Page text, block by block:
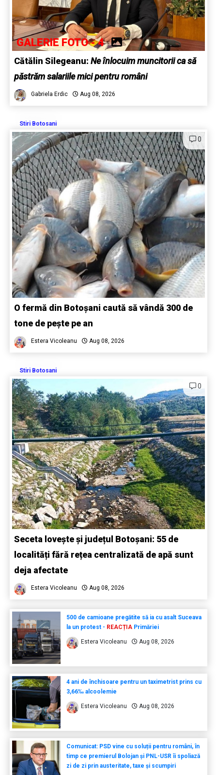
GALERIE FOTO - 4
Cătălin Silegeanu: Ne înlocuim muncitorii ca să
păstrăm salariile mici pentru români
Gabriela Erdic Aug 08, 2026
Stiri Botosani
0
O fermă din Botoșani caută să vândă 300 de
tone de pește pe an
Estera Vicoleanu Aug 08, 2026
Stiri Botosani
0
Seceta lovește și județul Botoșani: 55 de
localități fără rețea centralizată de apă sunt
deja afectate
Estera Vicoleanu Aug 08, 2026
500 de camioane pregătite să ia cu asalt Suceava
la un protest - REACȚIAPrimăriei
Estera Vicoleanu Aug 08, 2026
4 ani de închisoare pentru un taximetrist prins cu
3,66‰ alcoolemie
Estera Vicoleanu Aug 08, 2026
Comunicat: PSD vine cu soluții pentru români, în
timp ce premierul Bolojan și PNL-USR îi spoliază
zi de zi prin austeritate, taxe și scumpiri